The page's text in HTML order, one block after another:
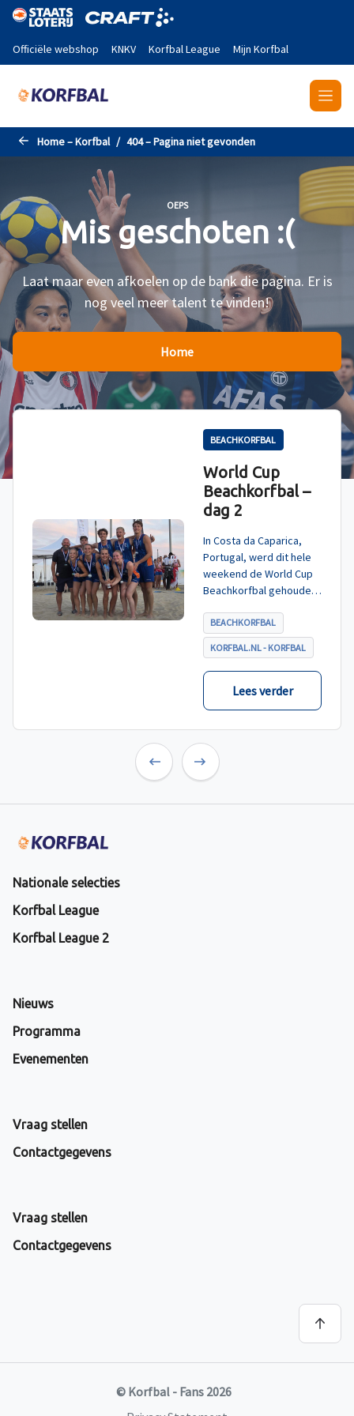
Naar de hoofdinhoud gaan
Officiële webshop KNKV Korfbal League Mijn Korfbal
Home – Korfbal 404 – Pagina niet gevonden
OEPS
Mis geschoten :(
Laat maar even afkoelen op de bank die pagina. Er is
nog veel meer talent te vinden!
Home
BEACHKORFBAL
World Cup
Beachkorfbal –
dag 2
In Costa da Caparica,
Portugal, werd dit hele
weekend de World Cup
Beachkorfbal gehouden.
tegen België, die
eindigde in shoot-outs,
was het Nederland dat
er met het goud vandoor
BEACHKORFBAL
KORFBAL.NL - KORFBAL
Lees verder
Nationale selecties
Korfbal League
Korfbal League 2
Nieuws
Programma
Evenementen
Vraag stellen
Contactgegevens
Vraag stellen
Contactgegevens
© Korfbal - Fans 2026